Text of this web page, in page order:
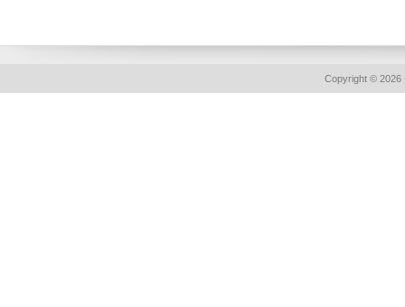
Copyright © 2026